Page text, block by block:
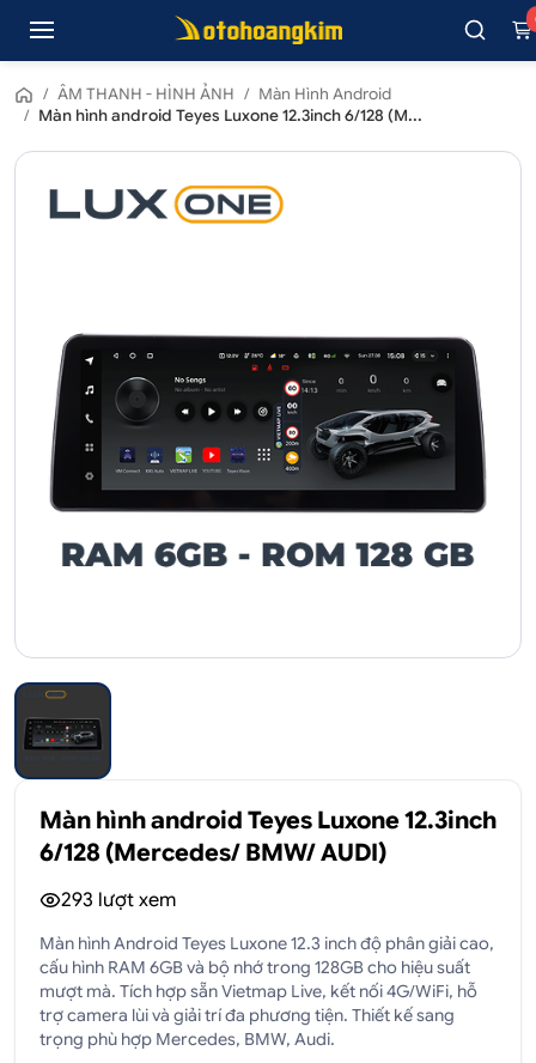
/ ÂM THANH - HÌNH ẢNH / Màn Hình Android
/ Màn hình android Teyes Luxone 12.3inch 6/128 (M...
Màn hình android Teyes Luxone 12.3inch
6/128 (Mercedes/ BMW/ AUDI)
293 lượt xem
Màn hình Android Teyes Luxone 12.3 inch độ phân giải cao,
cấu hình RAM 6GB và bộ nhớ trong 128GB cho hiệu suất
mượt mà. Tích hợp sẵn Vietmap Live, kết nối 4G/WiFi, hỗ
trợ camera lùi và giải trí đa phương tiện. Thiết kế sang
trọng phù hợp Mercedes, BMW, Audi.